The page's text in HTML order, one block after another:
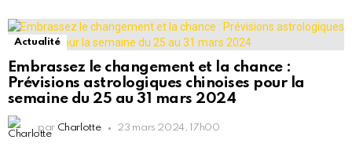
Actualité
Embrassez le changement et la chance :
Prévisions astrologiques chinoises pour la
semaine du 25 au 31 mars 2024
par Charlotte 23 mars 2024, 17h00